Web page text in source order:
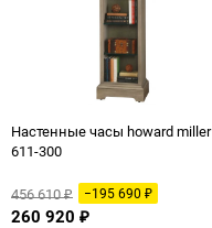
Настенные часы howard miller
611-300
456 610₽ −195 690 ₽
260 920 ₽